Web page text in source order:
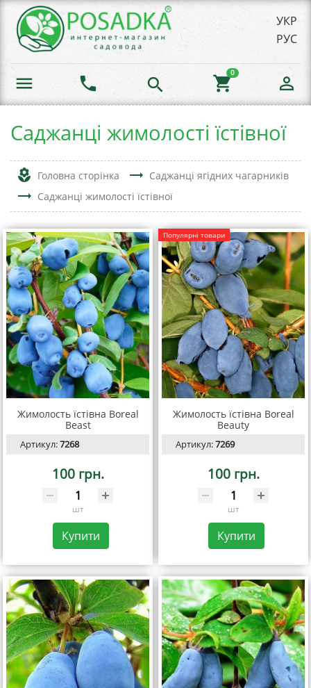
УКР
РУС
menu phone search shopping_cart
0
person_outline
Саджанці жимолості їстівної
local_florist Головна сторінка trending_flat Саджанці ягідних чагарників
trending_flat Саджанці жимолості їстівної
Жимолость їстівна Boreal
Beast
Артикул:7268
100 грн.
шт
Купити
Популярні товари
Жимолость їстівна Boreal
Beauty
Артикул:7269
100 грн.
шт
Купити